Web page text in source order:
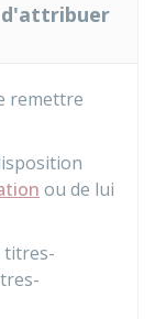
remettre
ou de lui
titres-